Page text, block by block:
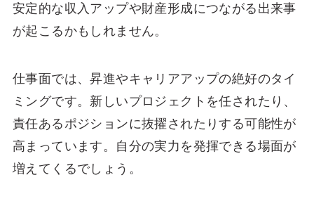
安定的な収入アップや財産形成につながる出来事
が起こるかもしれません。
仕事面では、昇進やキャリアアップの絶好のタイ
ミングです。新しいプロジェクトを任されたり、
責任あるポジションに抜擢されたりする可能性が
高まっています。自分の実力を発揮できる場面が
増えてくるでしょう。